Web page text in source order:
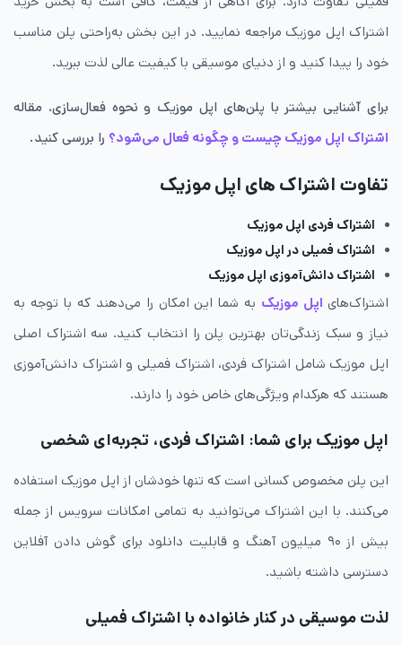
اشتراک اپل موزیک مراجعه نمایید. در این بخش به‌راحتی پلن مناسب
خود را پیدا کنید و از دنیای موسیقی با کیفیت عالی لذت ببرید.
برای آشنایی بیشتر با پلن‌های اپل موزیک و نحوه فعال‌سازی، مقاله
اشتراک اپل موزیک چیست و چگونه فعال می‌شود؟ را بررسی کنید.
تفاوت اشتراک های اپل موزیک
اشتراک فردی اپل موزیک
اشتراک فمیلی در اپل موزیک
اشتراک دانش‌آموزی اپل موزیک
اشتراک‌های اپل موزیک به شما این امکان را می‌دهند که با توجه به
نیاز و سبک زندگی‌تان بهترین پلن را انتخاب کنید. سه اشتراک اصلی
اپل موزیک شامل اشتراک فردی، اشتراک فمیلی و اشتراک دانش‌آموزی
هستند که هرکدام ویژگی‌های خاص خود را دارند.
اپل موزیک برای شما: اشتراک فردی، تجربه‌ای شخصی
این پلن مخصوص کسانی است که تنها خودشان از اپل موزیک استفاده
می‌کنند. با این اشتراک می‌توانید به تمامی امکانات سرویس از جمله
بیش از ۹۰ میلیون آهنگ و قابلیت دانلود برای گوش دادن آفلاین
دسترسی داشته باشید.
لذت موسیقی در کنار خانواده با اشتراک فمیلی